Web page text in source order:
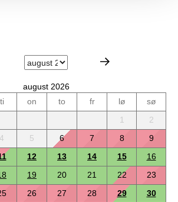
august 2026
ti on to fr lø
sø
1
2
4 5 6 7 8
9
12 13 14 15
16
19 20 21 22
23
26 27 28 29
30